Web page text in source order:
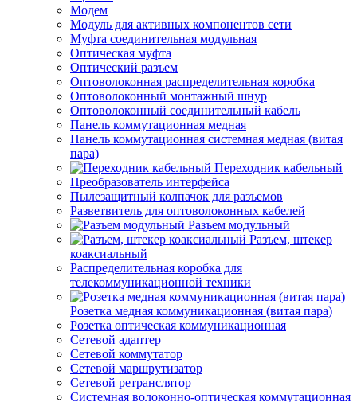
Модем
Модуль для активных компонентов сети
Муфта соединительная модульная
Оптическая муфта
Оптический разъем
Оптоволоконная распределительная коробка
Оптоволоконный монтажный шнур
Оптоволоконный соединительный кабель
Панель коммутационная медная
Панель коммутационная системная медная (витая
пара)
Переходник кабельный
Преобразователь интерфейса
Пылезащитный колпачок для разъемов
Разветвитель для оптоволоконных кабелей
Разъем модульный
Разъем, штекер
коаксиальный
Распределительная коробка для
телекоммуникационной техники
Розетка медная коммуникационная (витая пара)
Розетка оптическая коммуникационная
Сетевой адаптер
Сетевой коммутатор
Сетевой маршрутизатор
Сетевой ретранслятор
Системная волоконно-оптическая коммутационная